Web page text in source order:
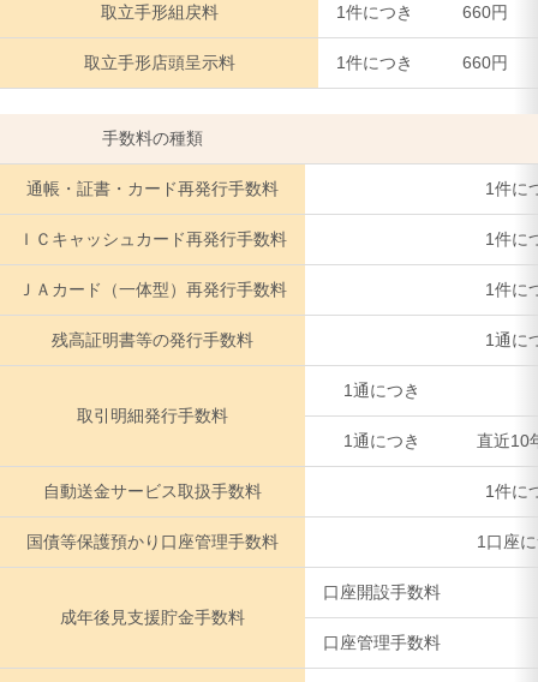
取立手形組戻料 1件につき 660円
取立手形店頭呈示料 1件につき 660円
手数料の種類
通帳・証書・カード再発行手数料 1件に
ＩＣキャッシュカード再発行手数料 1件に
ＪＡカード（一体型）再発行手数料 1件に
残高証明書等の発行手数料 1通に
取引明細発行手数料
1通につき
1通につき 直近10
自動送金サービス取扱手数料 1件に
国債等保護預かり口座管理手数料 1口座
成年後見支援貯金手数料
口座開設手数料
口座管理手数料